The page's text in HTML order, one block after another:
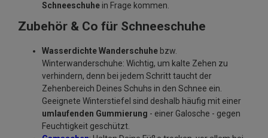
Schneeschuhe in Frage kommen.
Zubehör & Co für Schneeschuhe
Wasserdichte Wanderschuhe bzw.
Winterwanderschuhe: Wichtig, um kalte Zehen zu
verhindern, denn bei jedem Schritt taucht der
Zehenbereich Deines Schuhs in den Schnee ein.
Geeignete Winterstiefel sind deshalb häufig mit einer
umlaufenden Gummierung - einer Galosche - gegen
Feuchtigkeit geschützt.